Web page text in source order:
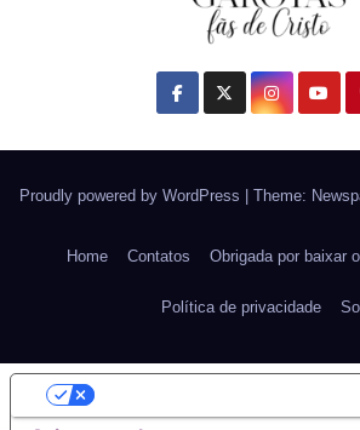
Proudly powered by WordPress Theme:
Home Contatos Obrigada por baixar
Política de privacidade
Suas opções de privacidade